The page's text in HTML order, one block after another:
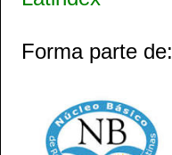
Forma parte de: